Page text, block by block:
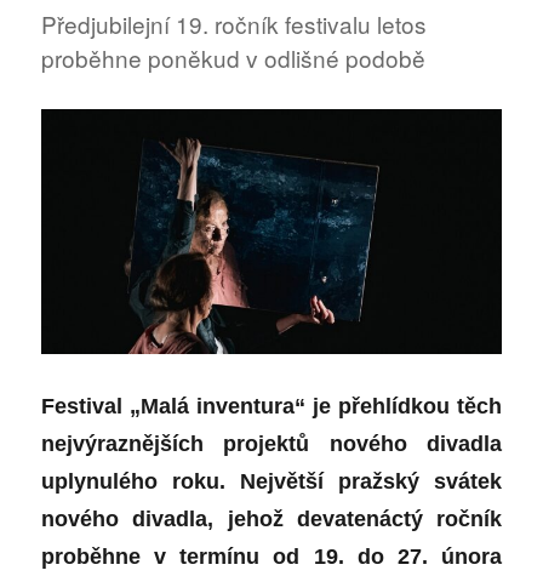
MAJÍ
SVÉ
DRŽITELE
Předjubilejní 19. ročník festivalu letos
proběhne poněkud v odlišné podobě
Festival „Malá inventura“ je přehlídkou těch
nejvýraznějších projektů nového divadla
uplynulého roku. Největší pražský svátek
nového divadla, jehož devatenáctý ročník
proběhne v termínu od 19. do 27. února